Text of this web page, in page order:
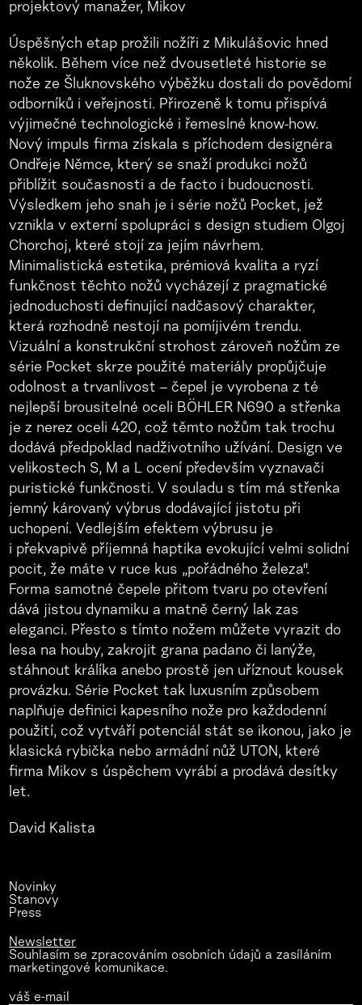
projektový manažer, Mikov
Úspěšných etap prožili nožíři z Mikulášovic hned
několik. Během více než dvousetleté historie se
nože ze Šluknovského výběžku dostali do povědomí
odborníků i veřejnosti. Přirozeně k tomu přispívá
výjimečné technologické i řemeslné know-how.
Nový impuls firma získala s příchodem designéra
Ondřeje Němce, který se snaží produkci nožů
přiblížit současnosti a de facto i budoucnosti.
Výsledkem jeho snah je i série nožů Pocket, jež
vznikla v externí spolupráci s design studiem Olgoj
Chorchoj, které stojí za jejím návrhem.
Minimalistická estetika, prémiová kvalita a ryzí
funkčnost těchto nožů vycházejí z pragmatické
jednoduchosti definující nadčasový charakter,
která rozhodně nestojí na pomíjivém trendu.
Vizuální a konstrukční strohost zároveň nožům ze
série Pocket skrze použité materiály propůjčuje
odolnost a trvanlivost – čepel je vyrobena z té
nejlepší brousitelné oceli BÖHLER N690 a střenka
je z nerez oceli 420, což těmto nožům tak trochu
dodává předpoklad nadživotního užívání. Design ve
velikostech S, M a L ocení především vyznavači
puristické funkčnosti. V souladu s tím má střenka
jemný károvaný výbrus dodávající jistotu při
uchopení. Vedlejším efektem výbrusu je
i překvapivě příjemná haptika evokující velmi solidní
pocit, že máte v ruce kus „pořádného železa".
Forma samotné čepele přitom tvaru po otevření
dává jistou dynamiku a matně černý lak zas
eleganci. Přesto s tímto nožem můžete vyrazit do
lesa na houby, zakrojit grana padano či lanýže,
stáhnout králíka anebo prostě jen uříznout kousek
provázku. Série Pocket tak luxusním způsobem
naplňuje definici kapesního nože pro každodenní
použití, což vytváří potenciál stát se ikonou, jako je
klasická rybička nebo armádní nůž UTON, které
firma Mikov s úspěchem vyrábí a prodává desítky
let.
David Kalista
Novinky
Stanovy
Press
Newsletter
Souhlasím se zpracováním osobních údajů a zasíláním
marketingové komunikace.
váš e-mail